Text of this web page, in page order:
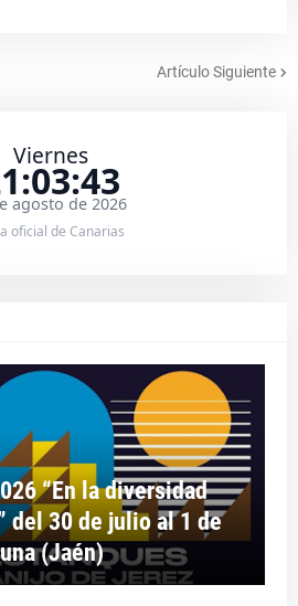
Artículo Siguiente
Viernes
agosto de 2026
oficial de Canarias
“En la diversidad
del 30 de julio al 1 de
(Jaén)